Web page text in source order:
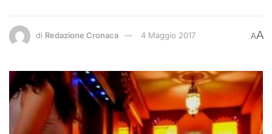
di Redazione Cronaca 4 Maggio 2017 AA